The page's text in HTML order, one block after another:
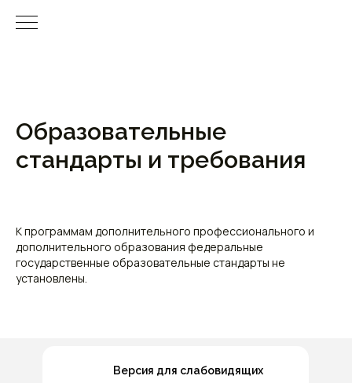
Образовательные
стандарты и требования
К программам дополнительного профессионального и
дополнительного образования федеральные
государственные образовательные стандарты не
установлены.
Версия для слабовидящих